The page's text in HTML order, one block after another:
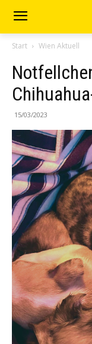
Start Wien Aktuell
15/03/2023